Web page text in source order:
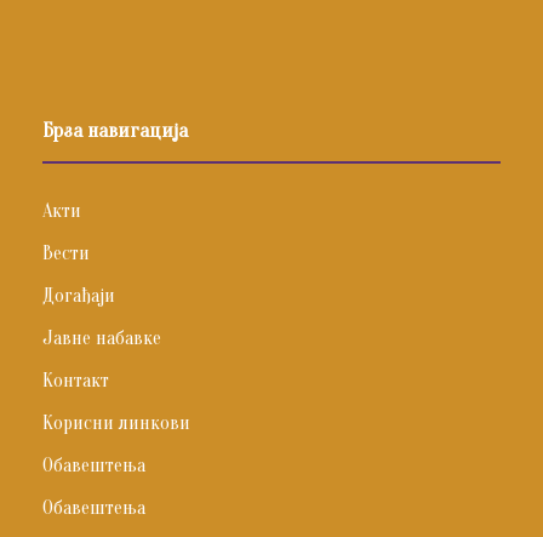
Брза навигација
Акти
Вести
Догађаји
Јавне набавке
Контакт
Корисни линкови
Обавештења
Обавештења